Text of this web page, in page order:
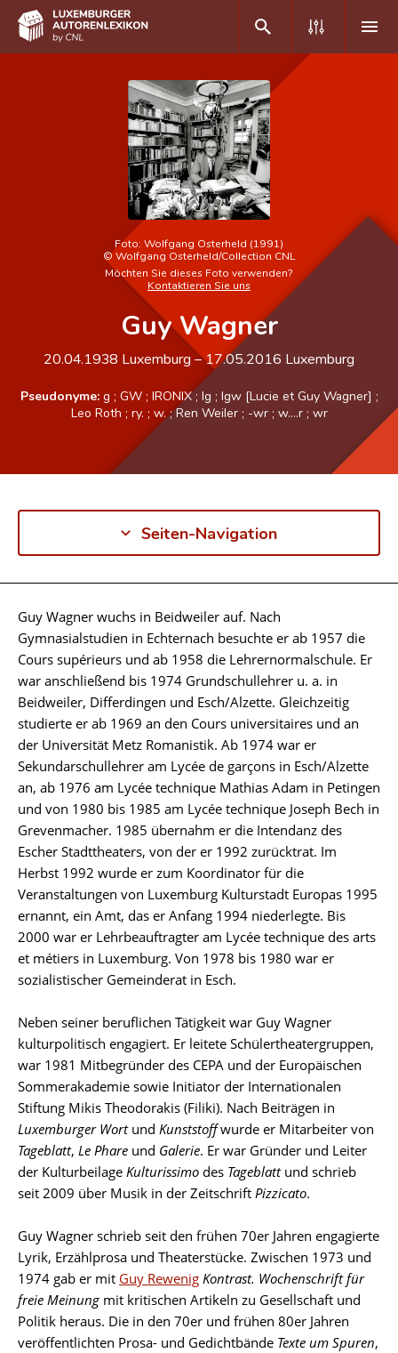
Autor(inn)en A-Z
Erweiterte Suche
Häufige Fragen und Antworten
Foto: Wolfgang Osterheld (1991)
©Wolfgang Osterheld/Collection CNL
Möchten Sie dieses Foto verwenden?
Kontaktieren Sie uns
Guy Wagner
20.04.1938 Luxemburg –17.05.2016 Luxemburg
Pseudonyme: g ; GW; IRONIX; lg ; lgw [Lucie et Guy Wagner] ;
Leo Roth ; ry. ; w.;Ren Weiler; -wr; w....r; wr
Seiten-Navigation
Biographie
Guy Wagner wuchs in Beidweiler auf. Nach
Gymnasialstudien in Echternach besuchte er ab 1957 die
Cours supérieurs und ab 1958 die Lehrernormalschule. Er
war anschließend bis 1974 Grundschullehrer u. a. in
Beidweiler, Differdingen und Esch/Alzette. Gleichzeitig
studierte er ab 1969 an den Cours universitaires und an
der Universität Metz Romanistik. Ab 1974 war er
Sekundarschullehrer am Lycée de garçons in Esch/Alzette
an, ab 1976 am Lycée technique Mathias Adam in Petingen
und von 1980 bis 1985 am Lycée technique Joseph Bech in
Grevenmacher. 1985 übernahm er die Intendanz des
Escher Stadttheaters, von der er 1992 zurücktrat. Im
Herbst 1992 wurde er zum Koordinator für die
Veranstaltungen von Luxemburg Kulturstadt Europas 1995
ernannt, ein Amt, das er Anfang 1994 niederlegte. Bis
2000 war er Lehrbeauftragter am Lycée technique des arts
et métiers in Luxemburg. Von 1978 bis 1980 war er
sozialistischer Gemeinderat in Esch.
Neben seiner beruflichen Tätigkeit war Guy Wagner
kulturpolitisch engagiert. Er leitete Schülertheatergruppen,
war 1981 Mitbegründer des CEPA und der Europäischen
Sommerakademie sowie Initiator der Internationalen
Stiftung Mikis Theodorakis (Filiki). Nach Beiträgen in
Luxemburger Wortund Kunststoffwurde er Mitarbeiter von
Tageblatt, Le Phare und Galerie. Er war Gründer und Leiter
der Kulturbeilage Kulturissimo des Tageblattund schrieb
seit 2009 über Musik in der Zeitschrift Pizzicato.
Guy Wagner schrieb seit den frühen 70er Jahren engagierte
Lyrik, Erzählprosa und Theaterstücke. Zwischen 1973 und
1974 gab er mit Guy Rewenig Kontrast. Wochenschrift für
freie Meinung mit kritischen Artikeln zu Gesellschaft und
Politik heraus. Die in den 70er und frühen 80er Jahren
veröffentlichten Prosa- und Gedichtbände Texte um Spuren,